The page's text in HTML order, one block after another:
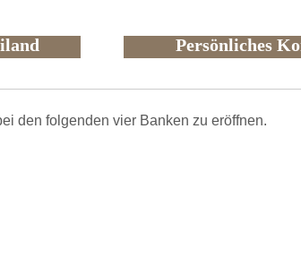
Persönliches
den folgenden vier Banken zu eröffnen.